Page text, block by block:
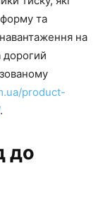
та
навантаження на
дорогий
product-
.
до